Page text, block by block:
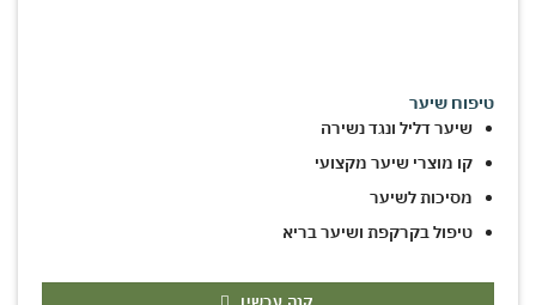
טיפוח שיער
שיער דליל ונגד נשירה
קו מוצרי שיער מקצועי
מסיכות לשיער
טיפול בקרקפת ושיער בריא